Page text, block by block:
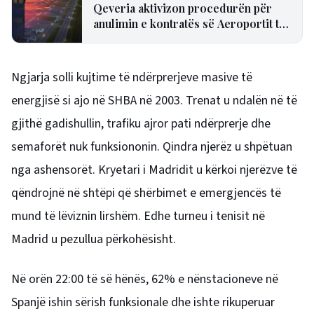
Qeveria aktivizon procedurën për
anulimin e kontratës së Aeroportit të
Ngjarja solli kujtime të ndërprerjeve masive të
energjisë si ajo në SHBA në 2003. Trenat u ndalën në të
gjithë gadishullin, trafiku ajror pati ndërprerje dhe
semaforët nuk funksiononin. Qindra njerëz u shpëtuan
nga ashensorët. Kryetari i Madridit u kërkoi njerëzve të
qëndrojnë në shtëpi që shërbimet e emergjencës të
mund të lëviznin lirshëm. Edhe turneu i tenisit në
Madrid u pezullua përkohësisht.
Në orën 22:00 të së hënës, 62% e nënstacioneve në
Spanjë ishin sërish funksionale dhe ishte rikuperuar